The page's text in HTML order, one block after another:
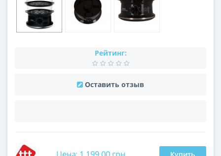
Рейтинг:
Оставить отзыв
Купить